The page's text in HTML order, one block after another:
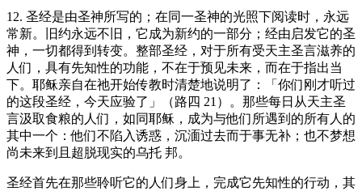
12. 圣经是由圣神所写的；在同一圣神的光照下阅读时，永远
常新。旧约永远不旧，它成为新约的一部分；经由启发它的圣
神，一切都得到转变。整部圣经，对于所有受天主圣言滋养的
人们，具有先知性的功能，不在于预见未来，而在于指出当
下。耶稣亲自在祂开始传教时清楚地说明了：「你们刚才听过
的这段圣经，今天应验了」（路四 21）。那些每日从天主圣
言汲取食粮的人们，如同耶稣，成为与他们所遇到的所有人的
其中一个：他们不陷入诱惑，沉湎过去而于事无补；也不梦想
尚未来到且超脱现实的乌托 邦。
圣经首先在那些聆听它的人们身上，完成它先知性的行动，其